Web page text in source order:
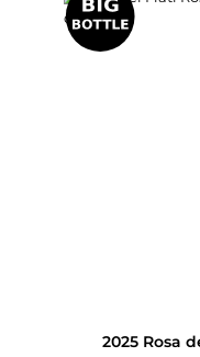
2025 Rosa